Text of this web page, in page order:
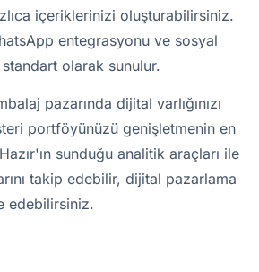
içeriklerinizi oluşturabilirsiniz.
entegrasyonu ve sosyal
standart olarak sunulur.
pazarında dijital varlığınızı
portföyünüzü genişletmenin en
sunduğu analitik araçları ile
takip edebilir, dijital pazarlama
edebilirsiniz.